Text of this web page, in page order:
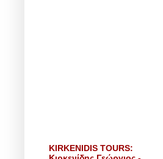
KIRKENIDIS TOURS: